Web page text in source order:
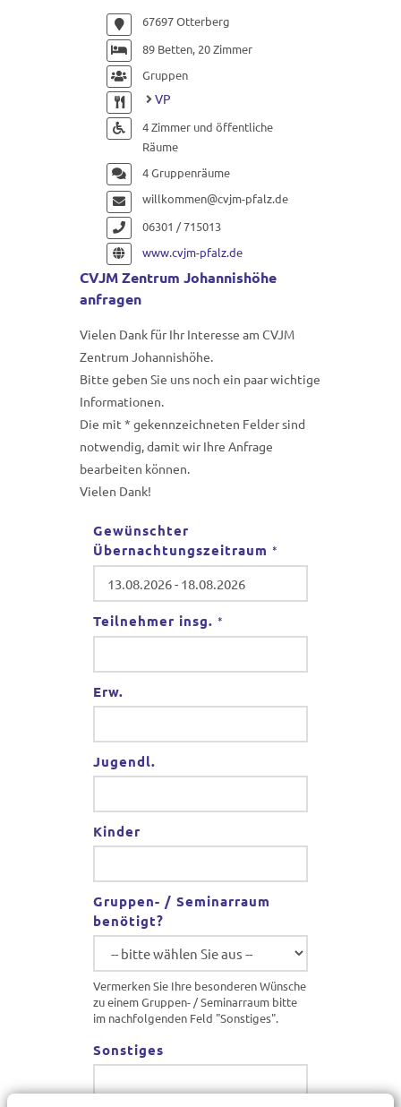
67697 Otterberg
89 Betten, 20 Zimmer
Gruppen
VP
4 Zimmer und öffentliche
Räume
4 Gruppenräume
willkommen@cvjm-pfalz.de
06301 / 715013
www.cvjm-pfalz.de
CVJM Zentrum Johannishöhe
anfragen
Vielen Dank für Ihr Interesse am CVJM
Zentrum Johannishöhe.
Bitte geben Sie uns noch ein paar wichtige
Informationen.
Die mit * gekennzeichneten Felder sind
notwendig, damit wir Ihre Anfrage
bearbeiten können.
Vielen Dank!
Gewünschter
Übernachtungszeitraum *
Teilnehmer insg. *
Erw.
Jugendl.
Kinder
Gruppen- / Seminarraum
benötigt?
Vermerken Sie Ihre besonderen Wünsche
zu einem Gruppen- / Seminarraum bitte
im nachfolgenden Feld "Sonstiges".
Sonstiges